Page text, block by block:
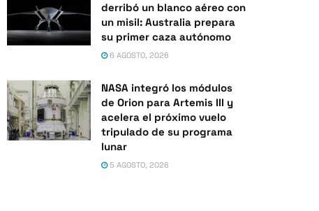
derribó un blanco aéreo con
un misil: Australia prepara
su primer caza autónomo
6 AGOSTO, 2026
NASA integró los módulos
de Orion para Artemis III y
acelera el próximo vuelo
tripulado de su programa
lunar
5 AGOSTO, 2026